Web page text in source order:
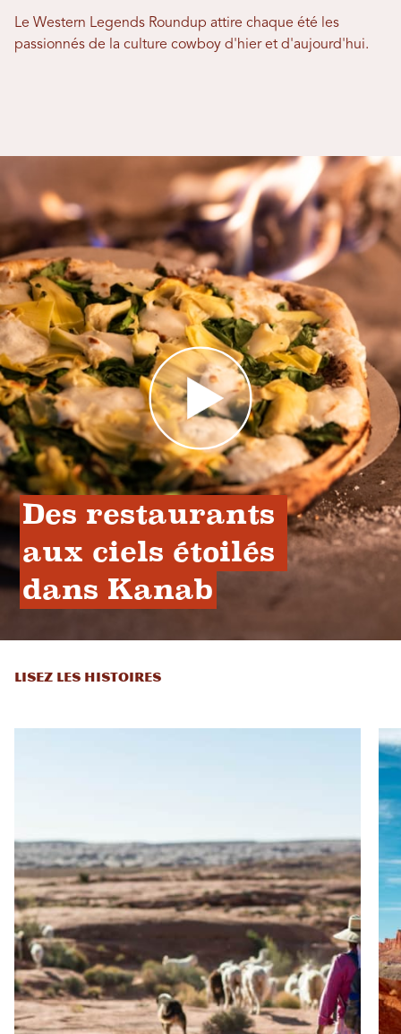
Le Western Legends Roundup attire chaque été les
passionnés de la culture cowboy d'hier et d'aujourd'hui.
Des restaurants
aux ciels étoilés
dans Kanab
LISEZ LES HISTOIRES